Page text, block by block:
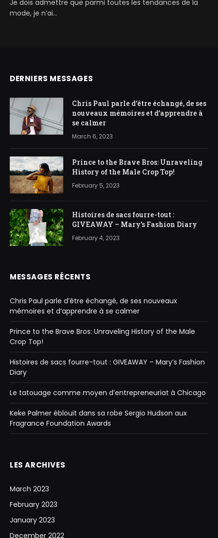
Je dois admettre que parmi toutes les tendances de la
mode, je n’ai…
DERNIERS MESSAGES
Chris Paul parle d’être échangé, de ses
nouveaux mémoires et d’apprendre à
se calmer
March 6, 2023
Prince to the Brave Bros: Unraveling
History of the Male Crop Top!
February 5, 2023
Histoires de sacs fourre-tout :
GIVEAWAY – Mary’s Fashion Diary
February 4, 2023
MESSAGES RÉCENTS
Chris Paul parle d’être échangé, de ses nouveaux
mémoires et d’apprendre à se calmer
Prince to the Brave Bros: Unraveling History of the Male
Crop Top!
Histoires de sacs fourre-tout : GIVEAWAY – Mary’s Fashion
Diary
Le tatouage comme moyen d’entrepreneuriat à Chicago
Keke Palmer éblouit dans sa robe Sergio Hudson aux
Fragrance Foundation Awards
LES ARCHIVES
March 2023
February 2023
January 2023
December 2022